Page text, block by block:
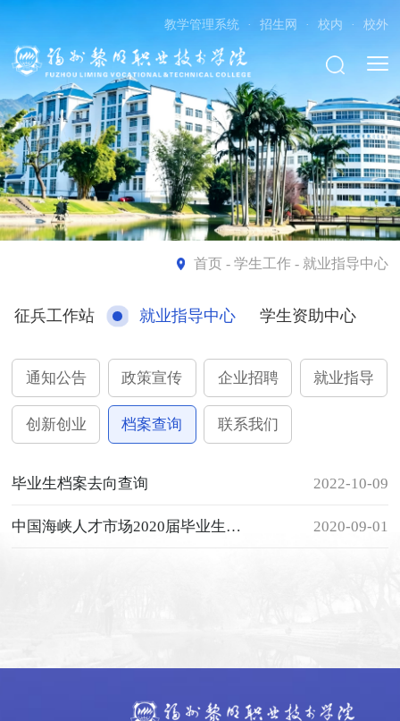
教学管理系统 · 招生网 · 校内 · 校外
首页- 学生工作 - 就业指导中心
征兵工作站 就业指导中心 学生资助中心
通知公告 政策宣传 企业招聘 就业指导
创新创业 档案查询 联系我们
毕业生档案去向查询 2022-10-09
中国海峡人才市场2020届毕业生报到指南 2020-09-01